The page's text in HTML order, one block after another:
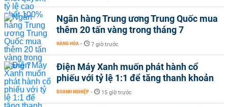
Ngân hàng Trung ương Trung Quốc mua
thêm 20 tấn vàng trong tháng 7
HÀNG HÓA - 7 giờ trước
Điện Máy Xanh muốn phát hành cổ
phiếu với tỷ lệ 1:1 để tăng thanh khoản
DOANH NGHIỆP - 15 giờ trước